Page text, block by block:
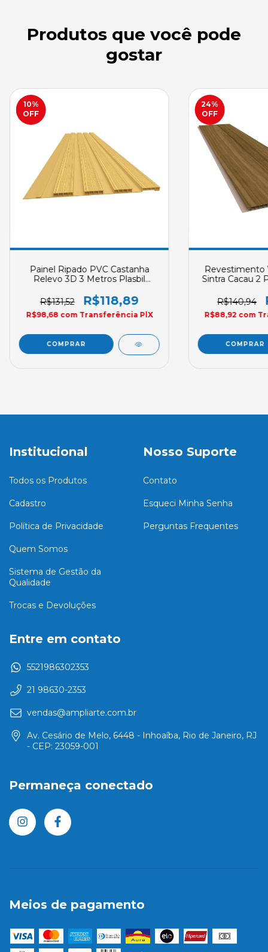
Produtos que você pode
gostar
10%
OFF
Painel Ripado PVC Castanha
Relevo 3D 3 Metros Plasbil
R$131,52
R$118,89
R$98,68 com Transferência PlX
24%
OFF
Revestimento
Sintra Cacau 2
10mm Sob
R$140,94
R$88,92 com
Institucional
Todos os Produtos
Cadastro
Política de Privacidade
Quem Somos
Sistema de Gestão da
Qualidade
Trocas e Devoluções
Nosso Suporte
Contato
Esqueci Minha Senha
Perguntas Frequentes
Entre em contato
5521986302353
21 98630-2353
vendas@ampliarte.com.br
Av. Cesário de Melo, 6448 - Inhoaíba, Rio de Janeiro, RJ
- CEP: 23059-001
Permaneça conectado
Meios de pagamento